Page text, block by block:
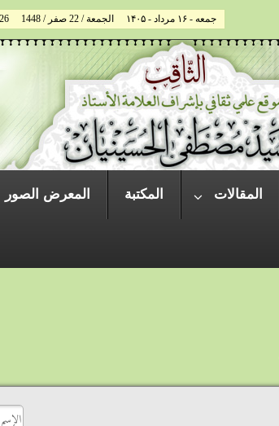
جمعه - ۱۶ مرداد - ۱۴۰۵ الجمعة / 22 صفر / 1448
المقالات المكتبة المعرض الصور